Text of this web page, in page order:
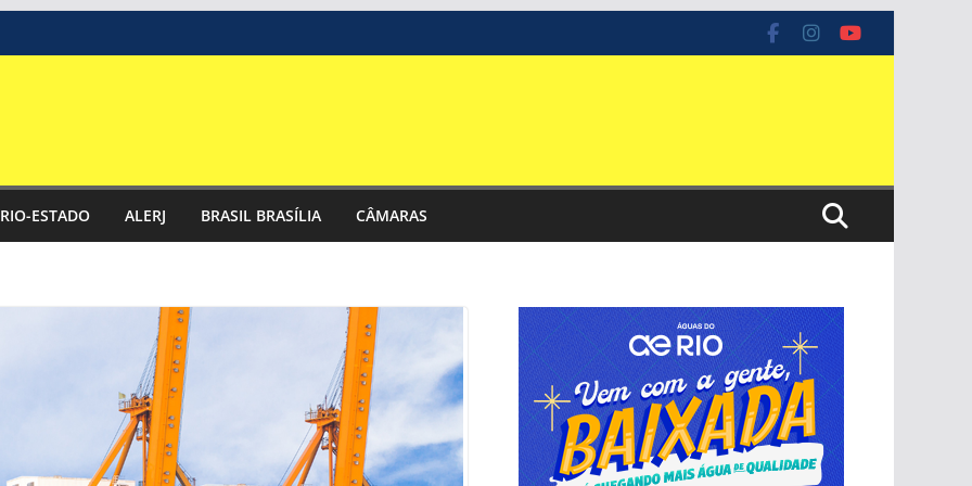
RIO-ESTADO ALERJ BRASIL BRASÍLIA CÂMARAS